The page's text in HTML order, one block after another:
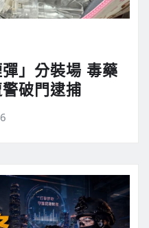
」分裝場 毒藥
破門逮捕